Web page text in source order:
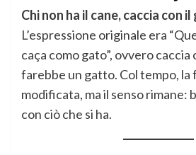
Chi non ha il cane, caccia con
L’espressione originale era
caça como gato”, ovvero caccia
farebbe un gatto. Col tempo, la
modificata, ma il senso rimane:
con ciò che si ha.